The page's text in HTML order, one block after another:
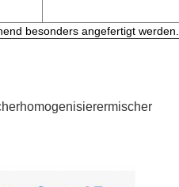
besonders angefertigt werden.